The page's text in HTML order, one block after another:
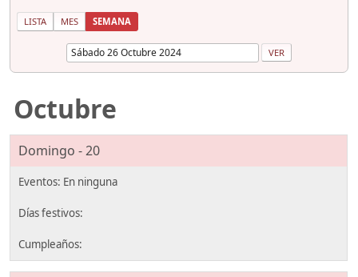
LISTA MES SEMANA
Octubre
Domingo - 20